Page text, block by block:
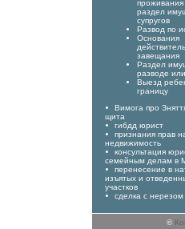
проживания
раздел
супругов
Развод по
Основания
завещания
Раздел
разводе
Выезд
границу
Вимога про
щита
гибдд юрист
признания прав
недвижимость
консультация
семейным делам в
перенесение в
изъятых и
участков
сделка с нерезом
©